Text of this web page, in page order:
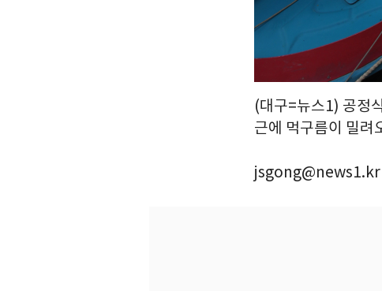
(대구=뉴스1) 공정
근에 먹구름이 밀
jsgong@news1.kr